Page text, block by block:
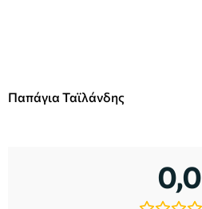
Παπάγια Ταϊλάνδης
0,0